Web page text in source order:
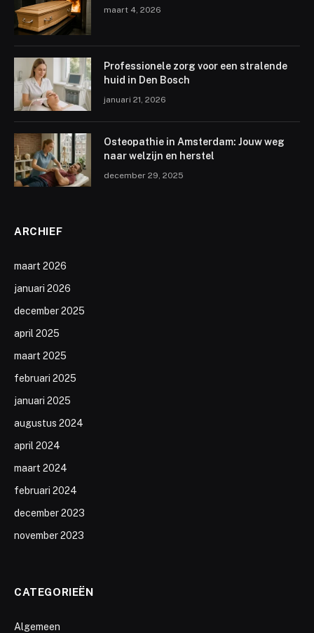
maart 4, 2026
Professionele zorg voor een stralende
huid in Den Bosch
januari 21, 2026
Osteopathie in Amsterdam: Jouw weg
naar welzijn en herstel
december 29, 2025
ARCHIEF
maart 2026
januari 2026
december 2025
april 2025
maart 2025
februari 2025
januari 2025
augustus 2024
april 2024
maart 2024
februari 2024
december 2023
november 2023
CATEGORIEËN
Algemeen